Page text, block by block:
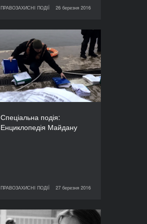
ПРАВОЗАХИСНІ ПОДІЇ 26 березня 2016
ПРАВОЗАХИСНІ ПОДІЇ
26 березня 2016
Спеціальна подія:
Енциклопедія Майдану
ПРАВОЗАХИСНІ ПОДІЇ 27 березня 2016
Спеціальна подія:
Енциклопедія Майдану
ТРИВАЛІСТЬ
60’
ПРАВОЗАХИСНІ ПОДІЇ
27 березня 2016